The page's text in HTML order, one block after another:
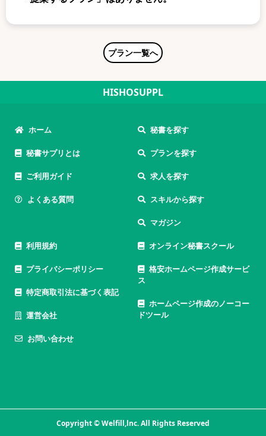
プラン一覧へ
HISHOSUPPL
ホーム
秘書サプリとは
ご利用ガイド
よくある質問
秘書を探す
プランを探す
求人を探す
スキルから探す
マガジン
利用規約
プライバシーポリシー
特定商取引法に基づく表記
運営会社
お問い合わせ
オンライン秘書スクール
格安ホームページ作成サービ
ス
ホームページ作成のノーコー
ドツール
Copyright © Welfill,lnc. All Rights Reserved